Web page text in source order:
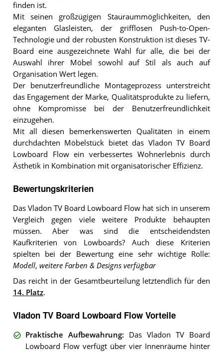
finden ist.
Mit seinen großzügigen Stauraummöglichkeiten, den
eleganten Glasleisten, der grifflosen Push-to-Open-
Technologie und der robusten Konstruktion ist dieses TV-
Board eine ausgezeichnete Wahl für alle, die bei der
Auswahl ihrer Möbel sowohl auf Stil als auch auf
Organisation Wert legen.
Der benutzerfreundliche Montageprozess unterstreicht
das Engagement der Marke, Qualitätsprodukte zu liefern,
ohne Kompromisse bei der Benutzerfreundlichkeit
einzugehen.
Mit all diesen bemerkenswerten Qualitäten in einem
durchdachten Möbelstück bietet das Vladon TV Board
Lowboard Flow ein verbessertes Wohnerlebnis durch
Ästhetik in Kombination mit organisatorischer Effizienz.
Bewertungskriterien
Das Vladon TV Board Lowboard Flow hat sich in unserem
Vergleich gegen viele weitere Produkte behaupten
müssen. Aber was sind die entscheidendsten
Kaufkriterien von Lowboards? Auch diese Kriterien
spielten bei der Bewertung eine sehr wichtige Rolle:
Modell, weitere Farben & Designs verfügbar
Das reicht in der Gesamtbeurteilung letztendlich für den
14. Platz.
Vladon TV Board Lowboard Flow Vorteile
Praktische Aufbewahrung: Das Vladon TV Board
Lowboard Flow verfügt über vier Innenräume hinter